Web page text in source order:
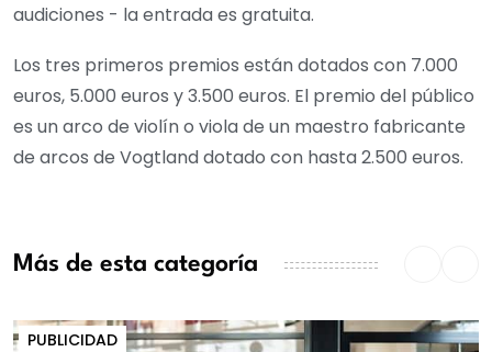
audiciones - la entrada es gratuita.
Los tres primeros premios están dotados con 7.000
euros, 5.000 euros y 3.500 euros. El premio del público
es un arco de violín o viola de un maestro fabricante
de arcos de Vogtland dotado con hasta 2.500 euros.
Más de esta categoría
PUBLICIDAD